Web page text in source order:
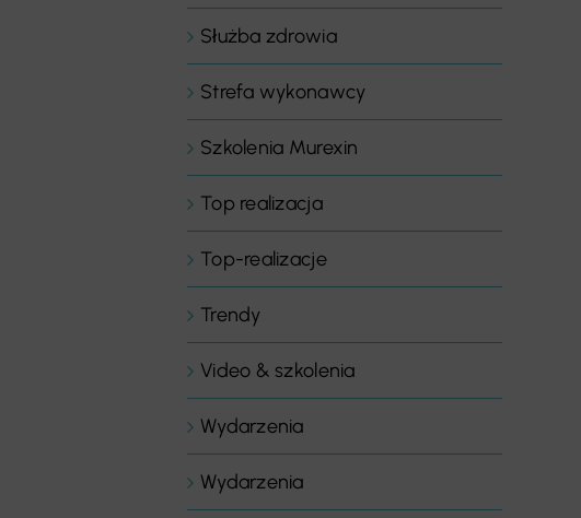
Służba zdrowia
Strefa wykonawcy
Szkolenia Murexin
Top realizacja
Top-realizacje
Trendy
Video & szkolenia
Wydarzenia
Wydarzenia